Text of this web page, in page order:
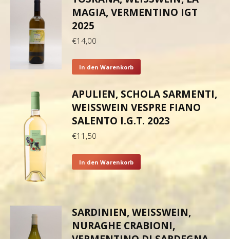
AGIA, VERMENTINO IGT 2
025
€14,00
In den Warenkorb
APULIEN, SCHOLA SARMENTI,
WEISSWEIN VESPRE FIANO S
ALENTO I.G.T. 2023
€11,50
In den Warenkorb
SARDINIEN, WEISSWEIN,
NURAGHE CRABIONI,